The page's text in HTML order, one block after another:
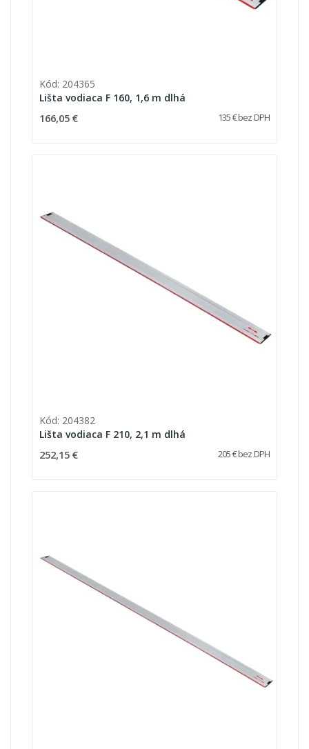
Kód: 204365
Lišta vodiaca F 160, 1,6 m dlhá
166,05 € 135 € bez DPH
Kód: 204382
Lišta vodiaca F 210, 2,1 m dlhá
252,15 € 205 € bez DPH